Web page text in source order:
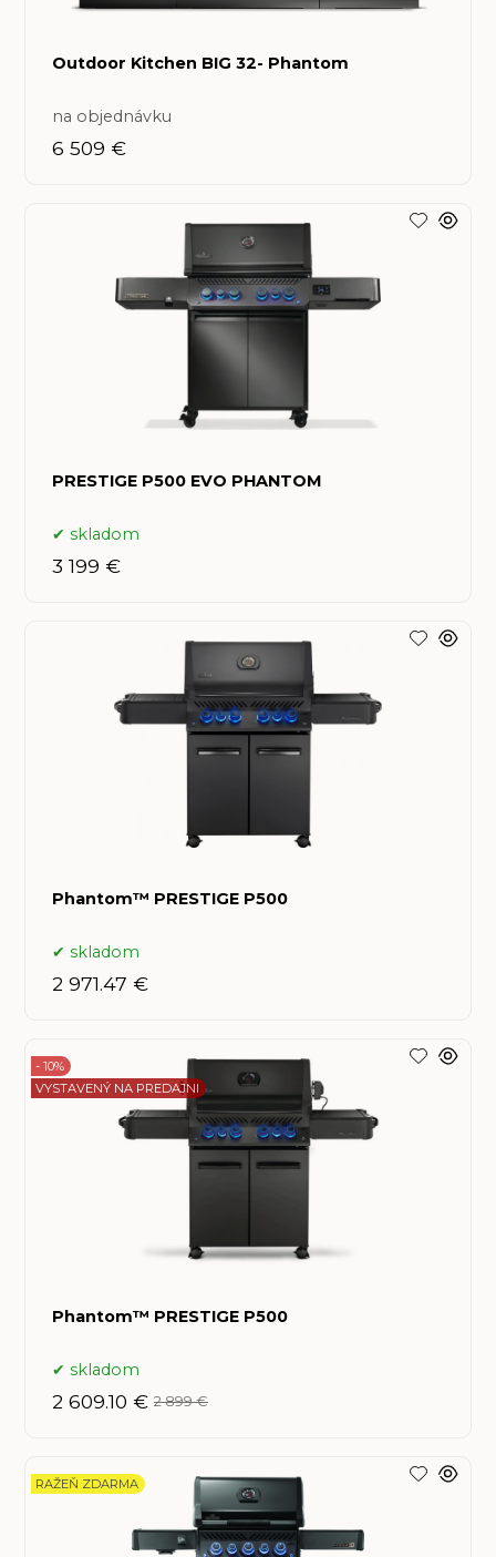
Outdoor Kitchen BIG 32- Phantom
na objednávku
6 509 €
PRESTIGE P500 EVO PHANTOM
skladom
3 199 €
Phantom™ PRESTIGE P500
skladom
2 971.47 €
Phantom™ PRESTIGE P500
- 10%
VYSTAVENÝ NA PREDAJNI
skladom
2 609.10 € 2 899 €
RAŽEŇ ZDARMA